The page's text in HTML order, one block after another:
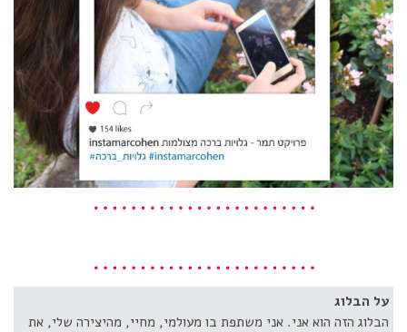
על הבלוג
הבלוג הזה הוא אני. אני משתפת בו מעולמי, מחיי, מהיצירה שלי, את